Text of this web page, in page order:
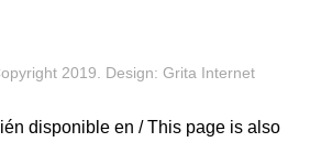
2019. Design: Grita Internet
disponible en / This page is also